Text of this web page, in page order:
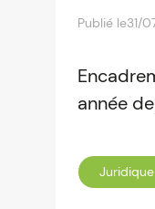
Publié le31/
année
Juridique